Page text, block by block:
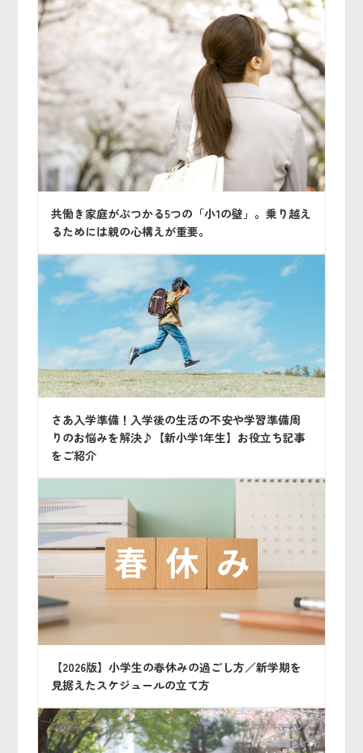
共働き家庭がぶつかる5つの「小1の壁」。乗り越え
るためには親の心構えが重要。
さあ入学準備！入学後の生活の不安や学習準備周
りのお悩みを解決♪【新小学1年生】お役立ち記事
をご紹介
【2026版】小学生の春休みの過ごし方／新学期を
見据えたスケジュールの立て方